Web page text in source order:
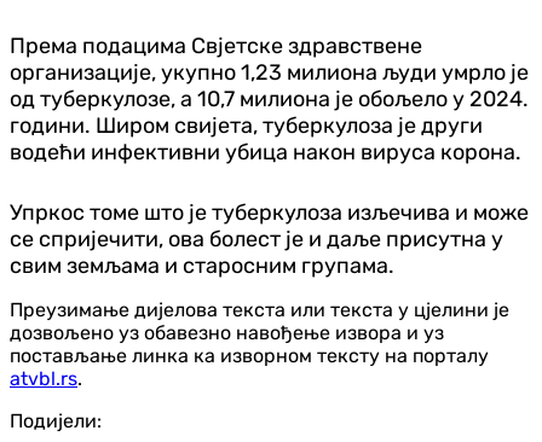
Према подацима Свјетске здравствене
организације, укупно 1,23 милиона људи умрло је
од туберкулозе, а 10,7 милиона је обољело у 2024.
години. Широм свијета, туберкулоза је други
водећи инфективни убица након вируса корона.
Упркос томе што је туберкулоза изљечива и може
се спријечити, ова болест је и даље присутна у
свим земљама и старосним групама.
Преузимање дијелова текста или текста у цјелини је
дозвољено уз обавезно навођење извора и уз
постављање линка ка изворном тексту на порталу
atvbl.rs.
Подијели: